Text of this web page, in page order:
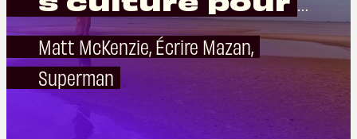
septembre
Matt McKenzie, Écrire Mazan,
Superman